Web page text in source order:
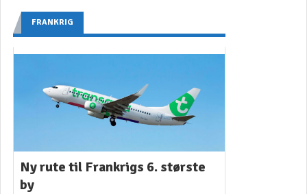
FRANKRIG
Ny rute til Frankrigs 6. største
by